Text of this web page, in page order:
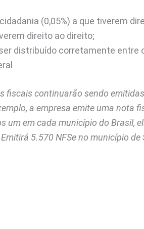
(0,05%) a que tiverem
direito ao direito;
distribuído corretamente
fiscais continuarão sendo
a empresa emite uma nota
um em cada município do Brasil,
5.570 NFSe no município